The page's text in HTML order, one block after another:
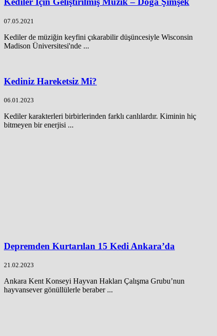
07.05.2021
Kediler de müziğin keyfini çıkarabilir düşüncesiyle Wisconsin
Madison Üniversitesi'nde ...
Kediniz Hareketsiz Mi?
06.01.2023
Kediler karakterleri birbirlerinden farklı canlılardır. Kiminin hiç
bitmeyen bir enerjisi ...
Depremden Kurtarılan 15 Kedi Ankara’da
21.02.2023
Ankara Kent Konseyi Hayvan Hakları Çalışma Grubu’nun
hayvansever gönüllülerle beraber ...